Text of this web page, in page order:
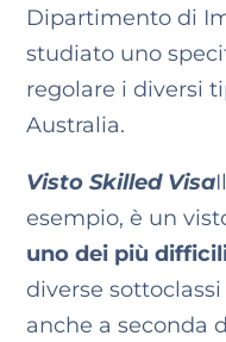
Dipartimento di
studiato uno
regolare i diversi
Australia.
Visto Skilled Visa
esempio, è un
uno dei più
diverse
anche a seconda